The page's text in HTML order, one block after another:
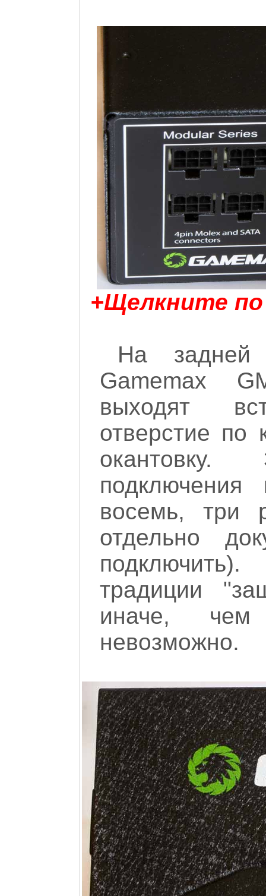
+Щелкните
На задней
Gamemax
выходят
отверстие по
подключения
восемь, три
отдельно
традиции
иначе, чем
невозможно.